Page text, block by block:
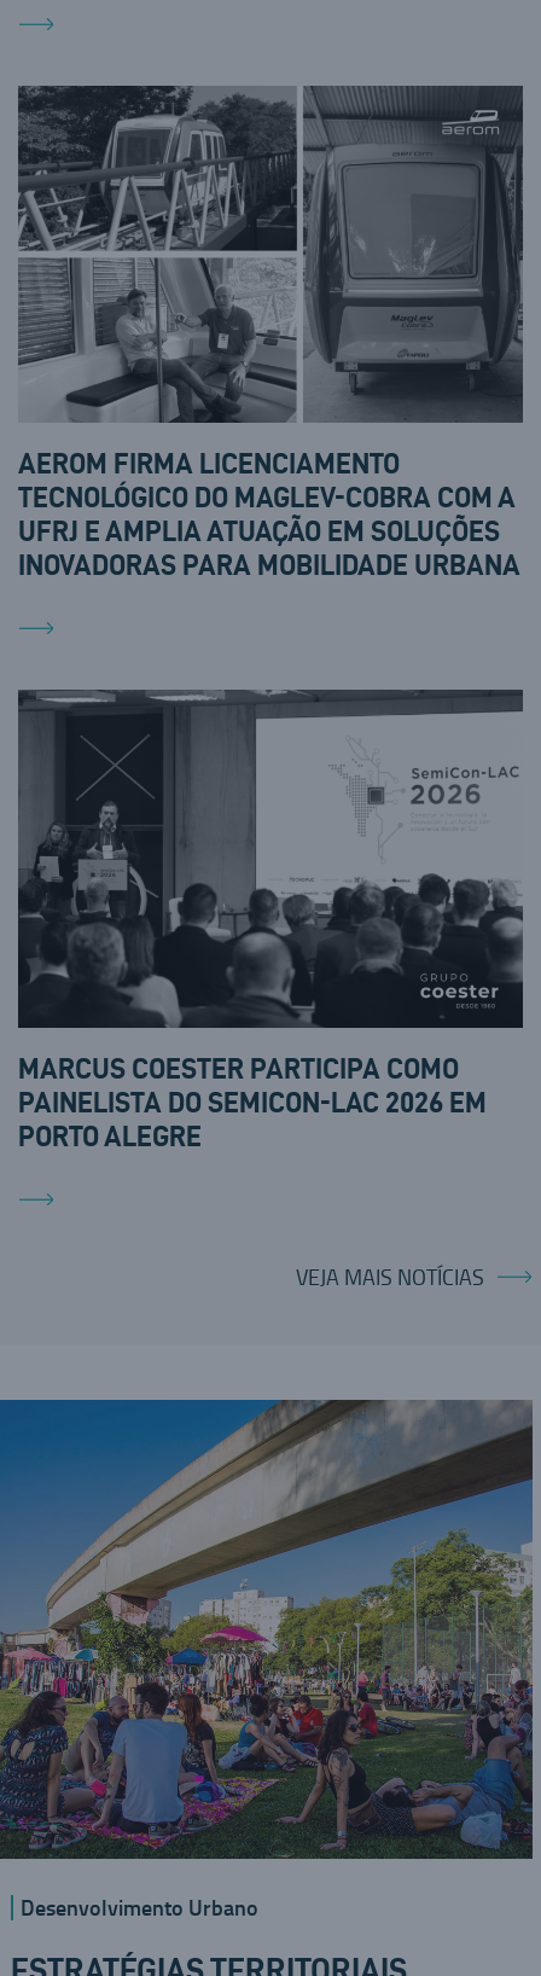
AEROM FIRMA LICENCIAMENTO
TECNOLÓGICO DO MAGLEV-COBRA COM A
UFRJ E AMPLIA ATUAÇÃO EM SOLUÇÕES
INOVADORAS PARA MOBILIDADE URBANA
MARCUS COESTER PARTICIPA COMO
PAINELISTA DO SEMICON-LAC 2026 EM
PORTO ALEGRE
VEJA MAIS NOTÍCIAS
Desenvolvimento Urbano